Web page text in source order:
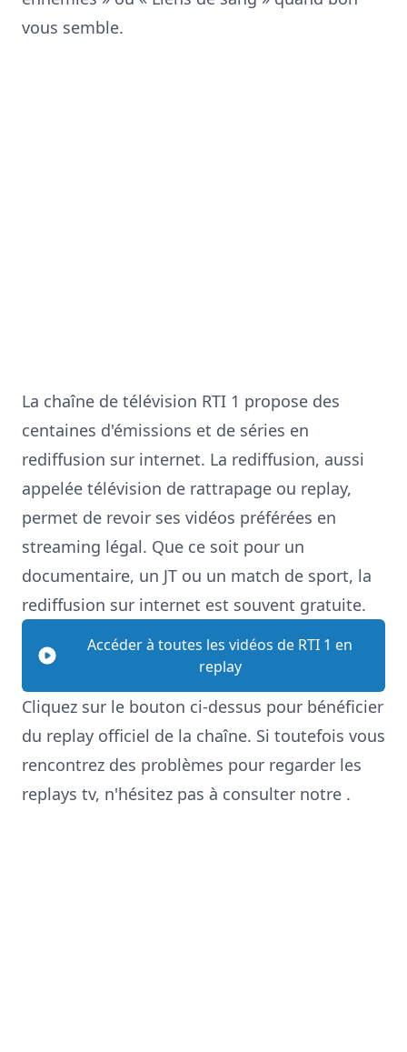
vous semble.
La chaîne de télévision RTI 1 propose des
centaines d'émissions et de séries en
rediffusion sur internet. La rediffusion, aussi
appelée télévision de rattrapage ou replay,
permet de revoir ses vidéos préférées en
streaming légal. Que ce soit pour un
documentaire, un JT ou un match de sport, la
rediffusion sur internet est souvent gratuite.
Accéder à toutes les vidéos de RTI 1 en
replay
Cliquez sur le bouton ci-dessus pour bénéficier
du replay officiel de la chaîne. Si toutefois vous
rencontrez des problèmes pour regarder les
replays tv, n'hésitez pas à consulter notre .